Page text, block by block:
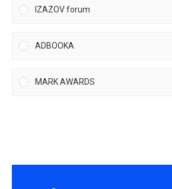
IZAZOV forum
ADBOOKA
MARK AWARDS